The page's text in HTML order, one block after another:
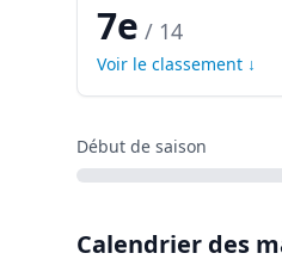
7e / 14
Voir le classement ↓
Début de saison
Calendrier des